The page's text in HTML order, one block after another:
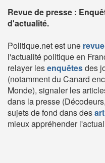
Revue de presse :
d'actualité.
Politique.net est une
l'actualité politique en
relayer lesenquêtesdes
(notamment du Canard
Monde), signaler les
dans la presse
sujets de fond dans des
mieux appréhender